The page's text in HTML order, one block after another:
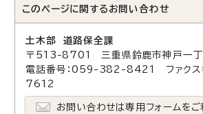
このページに関する お問い合わせ
土木部 道路保全課
〒513-8701 三重県鈴鹿市神戸一
電話番号：059-382-8421 ファク
7612
お問い合わせは専用フォームをご